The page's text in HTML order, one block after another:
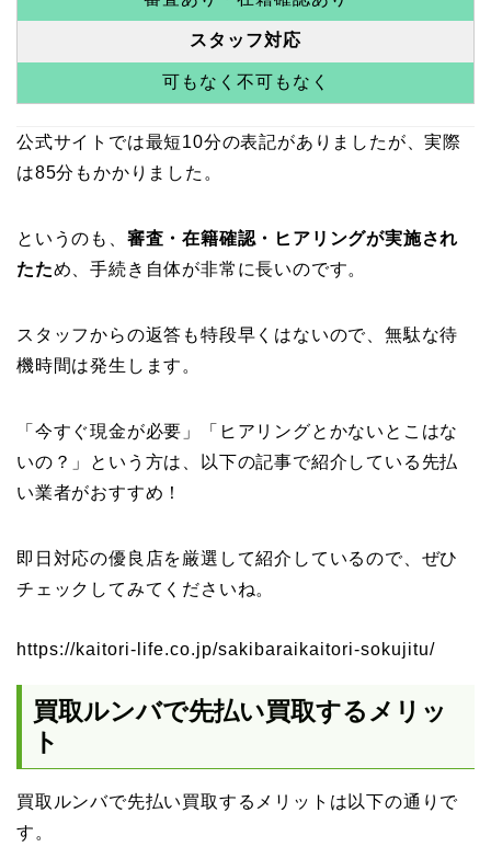
スタッフ対応
可もなく不可もなく
公式サイトでは最短10分の表記がありましたが、実際
は85分もかかりました。
というのも、 審査・在籍確認・ヒアリングが実施され
たため、手続き自体が非常に長いのです。
スタッフからの返答も特段早くはないので、無駄な待
機時間は発生します。
「今すぐ現金が必要」「ヒアリングとかないとこはな
いの？」という方は、以下の記事で紹介している先払
い業者がおすすめ！
即日対応の優良店を厳選して紹介しているので、ぜひ
チェックしてみてくださいね。
https://kaitori-life.co.jp/sakibaraikaitori-sokujitu/
買取ルンバで先払い買取するメリッ
ト
買取ルンバで先払い買取するメリットは以下の通りで
す。